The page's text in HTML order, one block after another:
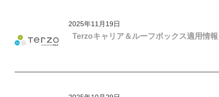
2025年11月19日
Terzoキャリア＆ルーフボックス適用情